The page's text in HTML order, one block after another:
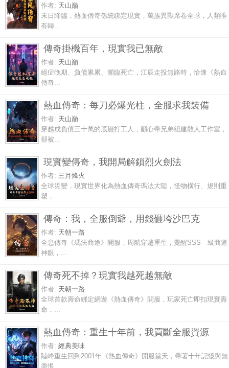
作者: 天山巔
末日降臨，熱血傳奇係統綁定現實，萬族異獸席卷全球，人類唯
有轉...
傳奇掛機百年，現實我已無敵
作者: 天山巔
絕症晚期、負債累累、瀕臨死亡，江辰走投無路時，恰逢《熱血
傳奇...
熱血傳奇：每刀必爆光柱，全服求我裝備
作者: 天山巔
穿越成負債三十萬的底層打工人，顧心帶兄弟組建散人工作室，
卻被...
現實變傳奇，我開局解鎖烈火劍法
作者: 三月烽火
全球災變，現實世界化為熱血傳奇瑪法大陸，怪物橫行、規則重
塑，...
傳奇：我，全服倒爺，用錢砸垮沙巴克
作者: 天朝一路
全息傳奇《瑪法商途》開服，周航穿越重生，覺醒SSS 級商道
神眼，...
傳奇死不掉？現實我越死越無敵
作者: 天朝一路
全球首款壽命綁定網遊《熱血傳奇》開服，玩家死亡即扣現實壽
命，...
熱血傳奇：重生十年前，我買斷全服資源
作者: 經典美味
陸峰重生回到2001年《熱血傳奇》開服當天，帶著十年記憶與無
盡恨...